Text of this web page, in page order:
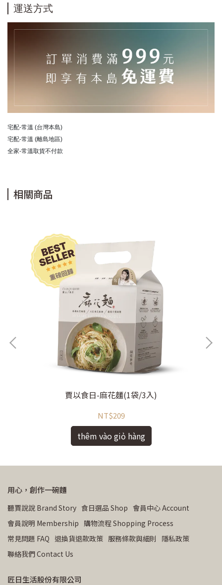
運送方式
宅配-常溫 (台灣本島)
宅配-常溫 (離島地區)
全家-常溫取貨不付款
相關商品
賈以食日-麻花麵(1袋/3入)
NT$209
thêm vào giỏ hàng
用心，創作一碗麵
聽賈說說 Brand Story 食日選品 Shop 會員中心 Account
會員說明 Membership 購物流程 Shopping Process
常見問題 FAQ 退換貨退款政策 服務條款與細則
隱私政策
聯絡我們 Contact Us
匠日生活股份有限公司